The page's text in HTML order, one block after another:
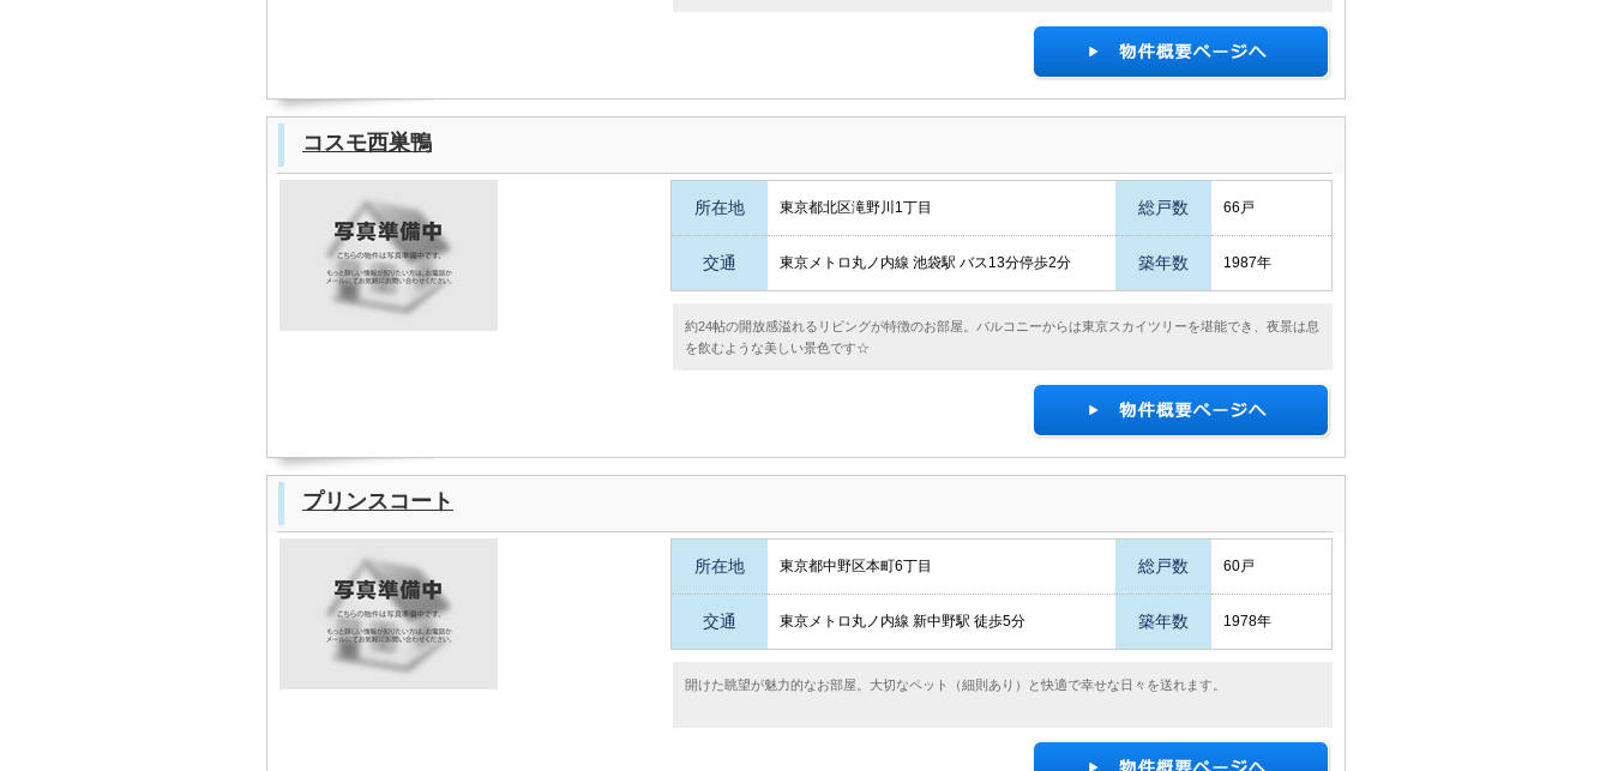
コスモ西巣鴨
所在地 東京都北区滝野川1丁目 総戸数 66戸
交通 東京メトロ丸ノ内線 池袋駅 バス13分停歩2分 築年数 1987年
約24帖の開放感溢れるリビングが特徴のお部屋。バルコニーからは東京スカイツリーを堪能でき、夜景は息
を飲むような美しい景色です☆
プリンスコート
所在地 東京都中野区本町6丁目 総戸数 60戸
交通 東京メトロ丸ノ内線 新中野駅 徒歩5分 築年数 1978年
開けた眺望が魅力的なお部屋。大切なペット（細則あり）と快適で幸せな日々を送れます。